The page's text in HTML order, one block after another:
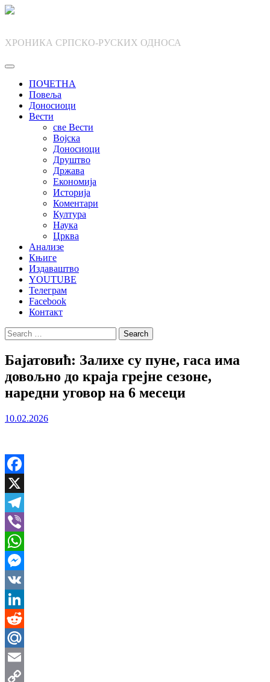
Skip
ХРОНИКА СРПСКО-РУСКИХ ОДНОСА
ПОЧЕТНА
Повеља
Доносиоци
Вести
све Вести
Војска
Доносиоци
Друштво
Држава
Економија
Историја
Коментари
Култура
Наука
Црква
Анализе
Књиге
Издаваштво
YOUTUBE
Телеграм
Facebook
Контакт
Search
for:
Бајатовић: Залихе су пуне, гаса има
довољно до краја грејне сезоне,
наредни уговор на 6 месеци
10.02.2026
Facebook
X
Telegram
Viber
WhatsApp
Messenger
VK
LinkedIn
Reddit
Mail.Ru
Email